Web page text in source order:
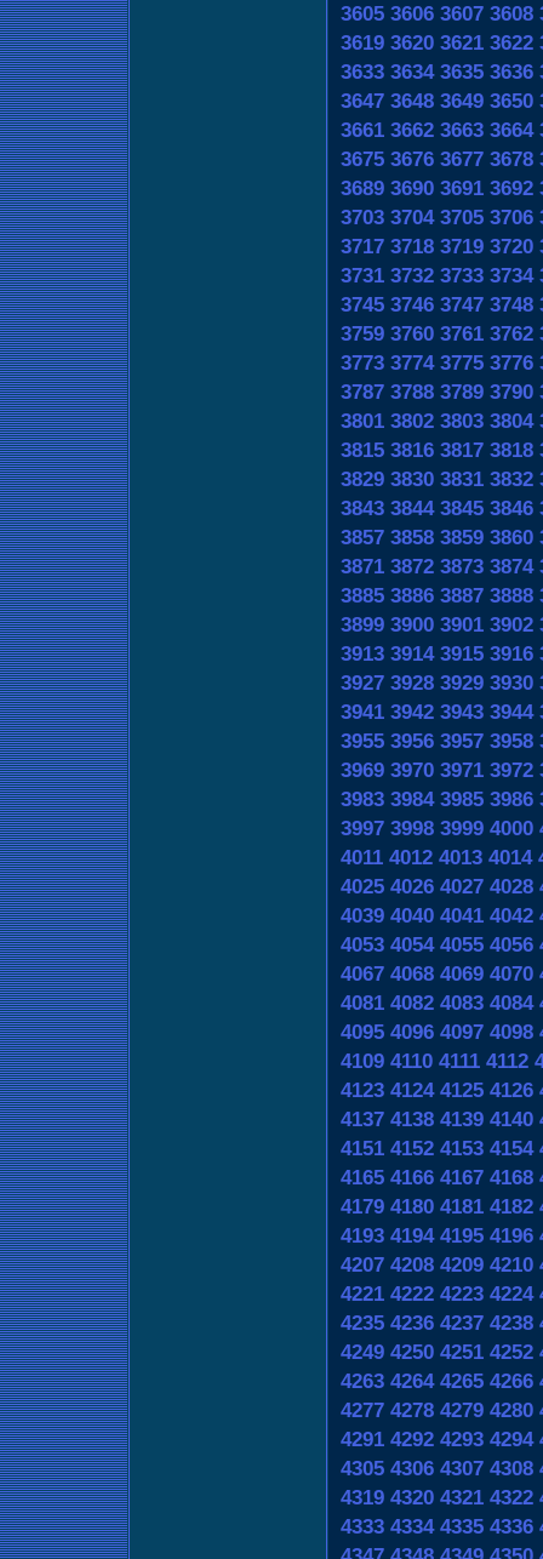
3605 3606 3607 3608
3619 3620 3621 3622
3633 3634 3635 3636
3647 3648 3649 3650
3661 3662 3663 3664
3675 3676 3677 3678
3689 3690 3691 3692
3703 3704 3705 3706
3717 3718 3719 3720
3731 3732 3733 3734
3745 3746 3747 3748
3759 3760 3761 3762
3773 3774 3775 3776
3787 3788 3789 3790
3801 3802 3803 3804
3815 3816 3817 3818
3829 3830 3831 3832
3843 3844 3845 3846
3857 3858 3859 3860
3871 3872 3873 3874
3885 3886 3887 3888
3899 3900 3901 3902
3913 3914 3915 3916
3927 3928 3929 3930
3941 3942 3943 3944
3955 3956 3957 3958
3969 3970 3971 3972
3983 3984 3985 3986
3997 3998 3999 4000
4011 4012 4013 4014
4025 4026 4027 4028
4039 4040 4041 4042
4053 4054 4055 4056
4067 4068 4069 4070
4081 4082 4083 4084
4095 4096 4097 4098
4109 4110 4111 4112
4123 4124 4125 4126
4137 4138 4139 4140
4151 4152 4153 4154
4165 4166 4167 4168
4179 4180 4181 4182
4193 4194 4195 4196
4207 4208 4209 4210
4221 4222 4223 4224
4235 4236 4237 4238
4249 4250 4251 4252
4263 4264 4265 4266
4277 4278 4279 4280
4291 4292 4293 4294
4305 4306 4307 4308
4319 4320 4321 4322
4333 4334 4335 4336